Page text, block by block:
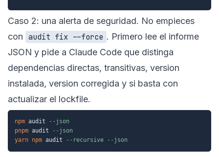
Caso 2: una alerta de seguridad. No empieces
con audit fix --force . Primero lee el informe
JSON y pide a Claude Code que distinga
dependencias directas, transitivas, version
instalada, version corregida y si basta con
actualizar el lockfile.
npm audit
--json
pnpm audit
--json
yarn npm audit --recursive --json